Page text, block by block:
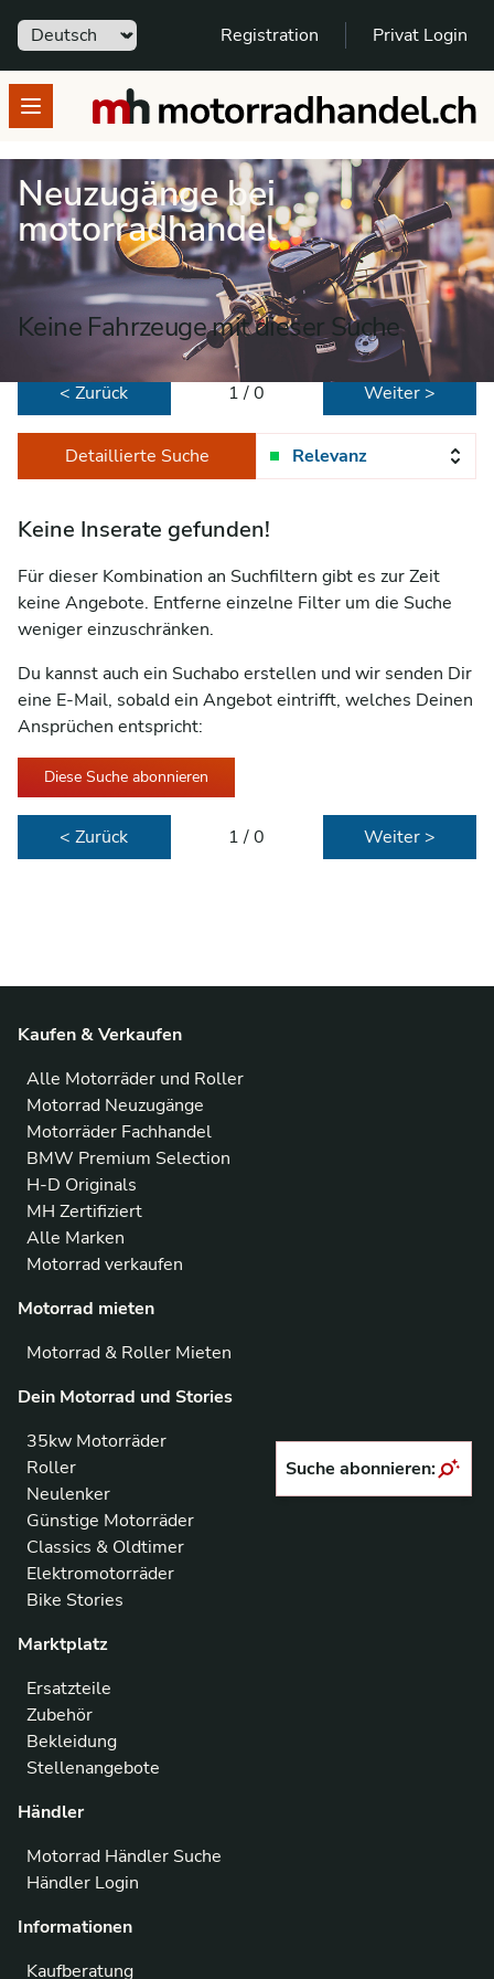
Sprache Registration Privat Login
Open menumotorradhandel.ch
Neuzugänge bei
motorradhandel
Keine Fahrzeuge mit dieser Suche
< Zurück 1 / 0 Weiter >
Detaillierte Suche Relevanz
Keine Inserate gefunden!
Für dieser Kombination an Suchfiltern gibt es zur Zeit
keine Angebote. Entferne einzelne Filter um die Suche
weniger einzuschränken.
Du kannst auch ein Suchabo erstellen und wir senden Dir
eine E-Mail, sobald ein Angebot eintrifft, welches Deinen
Ansprüchen entspricht:
Diese Suche abonnieren
< Zurück 1 / 0 Weiter >
Kaufen & Verkaufen
Alle Motorräder und Roller
Motorrad Neuzugänge
Motorräder Fachhandel
BMW Premium Selection
H-D Originals
MH Zertifiziert
Alle Marken
Motorrad verkaufen
Motorrad mieten
Motorrad & Roller Mieten
Dein Motorrad und Stories
35kw Motorräder
Roller
Neulenker
Günstige Motorräder
Classics & Oldtimer
Elektromotorräder
Bike Stories
Marktplatz
Ersatzteile
Zubehör
Bekleidung
Stellenangebote
Händler
Motorrad Händler Suche
Händler Login
Informationen
Kaufberatung
Suche abonnieren: